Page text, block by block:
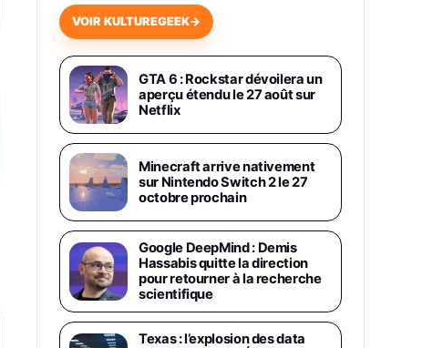
Smartphone Android 5G avec
Galaxy AI, 512 Go, Chargeur
Secteur Rapide 25W Inclus,
Smartphone déverrouillé, Noir,
Version FR
1019€1399€Fnac (Vendeur Tiers)
Galaxy S26 Ultra 512 Go Bleu
1019€ 1399€Fnac (Vendeur Tiers)
Galaxy S26 Ultra 256 Go Violet
892€1199€
Philips SHK2000BL - Casque
Enfant - Bleu & Répartiteur Audio
5 Casques, Blanc
24,94€29,96€Fnac (Vendeur Tiers)
VOIR KULTUREGEEK→
GTA 6 : Rockstar dévoilera un
aperçu étendu le 27 août sur
Netflix
Minecraft arrive nativement
sur Nintendo Switch 2 le 27
octobre prochain
Google DeepMind : Demis
Hassabis quitte la direction
pour retourner à la recherche
scientifique
Texas : l’explosion des data